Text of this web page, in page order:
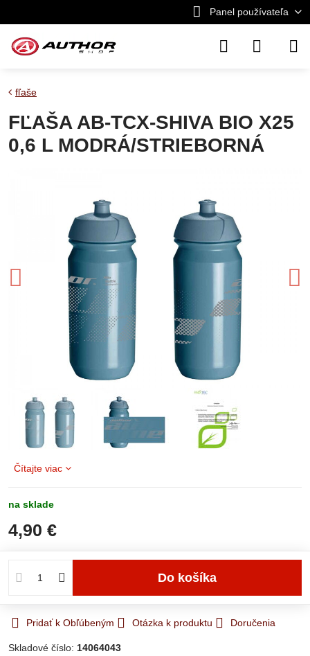
Panel používateľa
fľaše
FĽAŠA AB-TCX-SHIVA BIO X25
0,6 L MODRÁ/STRIEBORNÁ
Čítajte viac
na sklade
4,90 €
Do košíka
Pridať k Obľúbeným Otázka k produktu Doručenia
Skladové číslo: 14064043